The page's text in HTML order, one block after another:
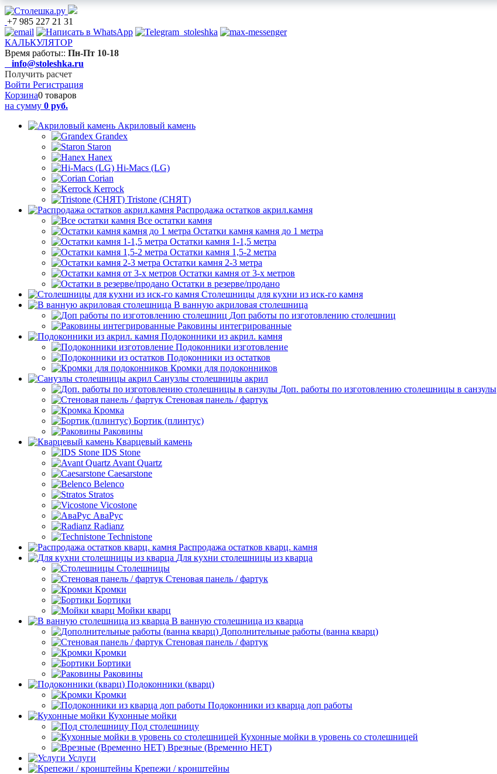
+7 985 227 21 31
КАЛЬКУЛЯТОР
Время работы:: Пн-Пт 10-18
info@stoleshka.ru
Получить расчет
Войти Регистрация
Корзина0 товаров
на сумму 0 руб.
Акриловый камень
Grandex
Staron
Hanex
Hi-Macs (LG)
Corian
Kerrock
Tristone (СНЯТ)
Распродажа остатков акрил.камня
Все остатки камня
Остатки камня камня до 1 метра
Остатки камня 1-1,5 метра
Остатки камня 1,5-2 метра
Остатки камня 2-3 метра
Остатки камня от 3-х метров
Остатки в резерве/продано
Столешницы для кухни из иск-го камня
В ванную акриловая столешница
Доп работы по изготовлению столешниц
Раковины интегрированные
Подоконники из акрил. камня
Подоконники изготовление
Подоконники из остатков
Кромки для подоконников
Санузлы столешницы акрил
Доп. работы по изготовлению столешницы в санзулы
Стеновая панель / фартук
Кромка
Бортик (плинтус)
Раковины
Кварцевый камень
IDS Stone
Avant Quartz
Caesarstone
Belenco
Stratos
Vicostone
АваРус
Radianz
Technistone
Распродажа остатков кварц. камня
Для кухни столешницы из кварца
Столешницы
Стеновая панель / фартук
Кромки
Бортики
Мойки кварц
В ванную столешница из кварца
Дополнительные работы (ванна кварц)
Стеновая панель / фартук
Кромки
Бортики
Раковины
Подоконники (кварц)
Кромки
Подоконники из кварца доп работы
Кухонные мойки
Под столешницу
Кухонные мойки в уровень со столешницей
Врезные (Временно НЕТ)
Услуги
Крепежи / кронштейны